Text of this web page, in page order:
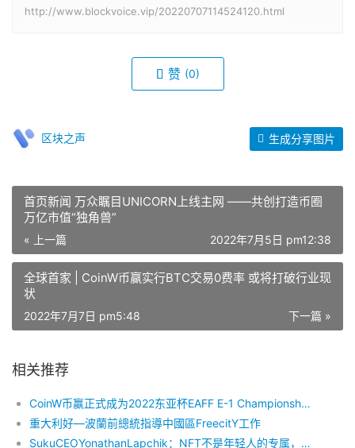
http://www.blockvoice.vip/20220707114524120.html
赞 (0)
区块之声 生成分享图片
首页新闻 万众瞩目UNICORN上线主网 ——共创打造币圈
万亿市值“独角兽”
« 上一篇 2022年7月5日 pm12:38
全球首家 | CoinW币赢实行BTC交易0费率 或将打破行业现
状
下一篇 »
2022年7月7日 pm5:48
相关推荐
CoinW币赢正式成为2022东亚杯EAFF E-1 Championship 官方
重大利好—波蘭前總統指導中國區FreecitY工作
SukuCEOYonathanLapchik：NFT不是年轻人的专属，5项特性确保NFT破圈